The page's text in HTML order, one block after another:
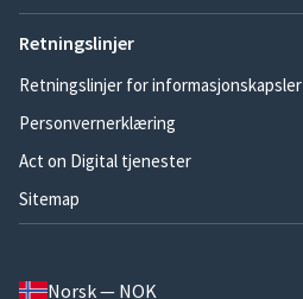
Retningslinjer
Retningslinjer for informasjonskapsler
Personvernerklæring
Act on Digital tjenester
Sitemap
Norsk — NOK